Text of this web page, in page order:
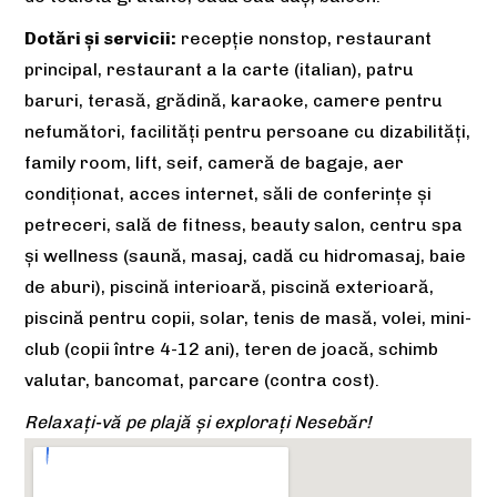
Dotări și servicii: recepție nonstop, restaurant
principal, restaurant a la carte (italian), patru
baruri, terasă, grădină, karaoke, camere pentru
nefumători, facilităţi pentru persoane cu dizabilități,
family room, lift, seif, cameră de bagaje, aer
condiţionat, acces internet, săli de conferinţe şi
petreceri, sală de fitness, beauty salon, centru spa
și wellness (saună, masaj, cadă cu hidromasaj, baie
de aburi), piscină interioară, piscină exterioară,
piscină pentru copii, solar, tenis de masă, volei, mini-
club (copii între 4-12 ani), teren de joacă, schimb
valutar, bancomat, parcare (contra cost).
Relaxați-vă pe plajă și explorați Nesebăr!